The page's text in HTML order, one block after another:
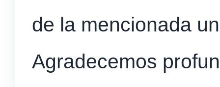
de la mencionada
Agradecemos